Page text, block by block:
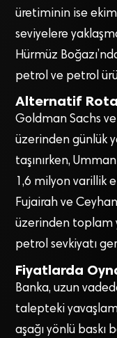
üretiminin ise ekim
seviyelere
Hürmüz
petrol ve petrol
Alternatif
Goldman Sachs
üzerinden günlük
taşınırken,
1,6 milyon varillik
Fujairah ve
üzerinden toplam
petrol sevkiyatı
Fiyatlarda
Banka, uzun
talepteki
aşağı yönlü baskı